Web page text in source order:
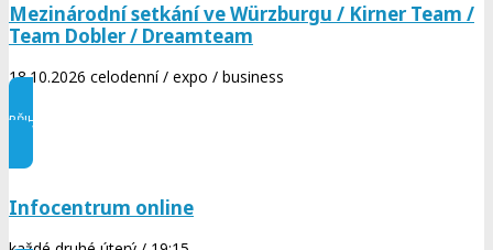
Mezinárodní setkání ve Würzburgu / Kirner Team /
Team Dobler / Dreamteam
18.10.2026 celodenní / expo / business
PŘIHASTE SE NYNÍ
Infocentrum online